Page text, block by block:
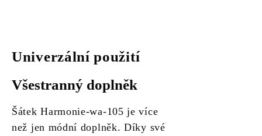
Univerzální použití
Všestranný doplněk
Šátek Harmonie-wa-105 je více
než jen módní doplněk. Díky své